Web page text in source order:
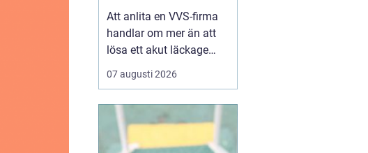
installationer
Att anlita en VVS-firma
handlar om mer än att
lösa ett akut läckage
eller byta en kran. För
många hushåll och
Göteborg är värme,
varmvatten och
07 augusti 2026